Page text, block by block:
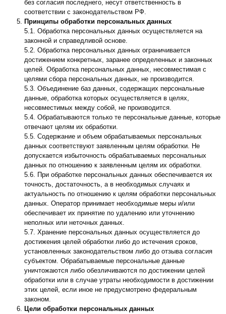
без согласия последнего, несут ответственность в
соответствии с законодательством РФ.
Принципы обработки персональных данных
5.1. Обработка персональных данных осуществляется на
законной и справедливой основе.
5.2. Обработка персональных данных ограничивается
достижением конкретных, заранее определенных и законных
целей. Обработка персональных данных, несовместимая с
целями сбора персональных данных, не производится.
5.3. Объединение баз данных, содержащих персональные
данные, обработка которых осуществляется в целях,
несовместимых между собой, не производится.
5.4. Обрабатываются только те персональные данные, которые
отвечают целям их обработки.
5.5. Содержание и объем обрабатываемых персональных
данных соответствуют заявленным целям обработки. Не
допускается избыточность обрабатываемых персональных
данных по отношению к заявленным целям их обработки.
5.6. При обработке персональных данных обеспечивается их
точность, достаточность, а в необходимых случаях и
актуальность по отношению к целям обработки персональных
данных. Оператор принимает необходимые меры и/или
обеспечивает их принятие по удалению или уточнению
неполных или неточных данных.
5.7. Хранение персональных данных осуществляется до
достижения целей обработки либо до истечения сроков,
установленных законодательством либо до отзыва согласия
субъектом. Обрабатываемые персональные данные
уничтожаются либо обезличиваются по достижении целей
обработки или в случае утраты необходимости в достижении
этих целей, если иное не предусмотрено федеральным
законом.
Цели обработки персональных данных